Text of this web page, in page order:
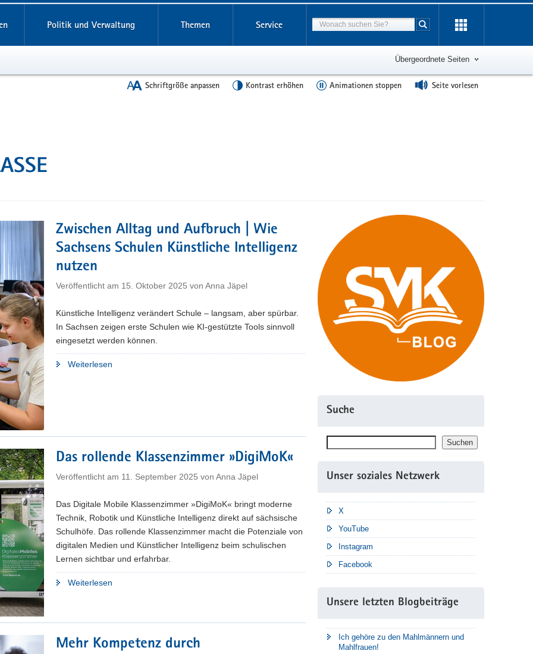
Politik und Verwaltung Themen Service Suchbegriff
Suche starten
Übergeordnete Seiten
Schriftgröße anpassen Kontrast erhöhen Animationen stoppen Seite vorlesen
Zwischen Alltag und Aufbruch | Wie
Sachsens Schulen Künstliche Intelligenz
nutzen
Veröffentlicht am 15. Oktober 2025 von Anna Jäpel
Künstliche Intelligenz verändert Schule – langsam, aber spürbar.
In Sachsen zeigen erste Schulen wie KI-gestützte Tools sinnvoll
eingesetzt werden können.
Weiterlesen
Schulen
Künstliche
nutzen"
Das rollende Klassenzimmer »DigiMoK«
Veröffentlicht am 11. September 2025 von Anna Jäpel
Das Digitale Mobile Klassenzimmer »DigiMoK« bringt moderne
Technik, Robotik und Künstliche Intelligenz direkt auf sächsische
Schulhöfe. Das rollende Klassenzimmer macht die Potenziale von
digitalen Medien und Künstlicher Intelligenz beim schulischen
Lernen sichtbar und erfahrbar.
Weiterlesen
»DigiMoK«"
Mehr Kompetenz durch
Suche
Suchen Suchen
Unser soziales Netzwerk
X
YouTube
Instagram
Facebook
Unsere letzten Blogbeiträge
Ich gehöre zu den Mahlmännern und
Mahlfrauen!